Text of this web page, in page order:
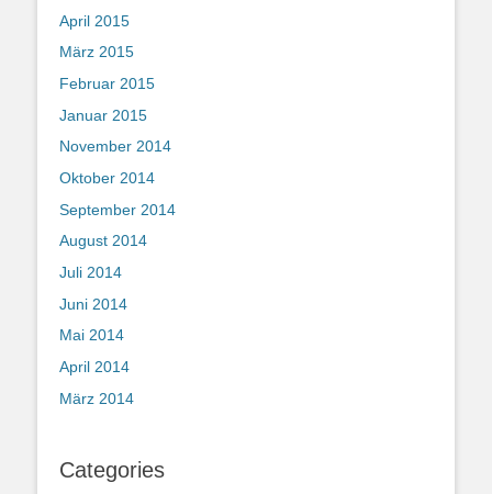
April 2015
März 2015
Februar 2015
Januar 2015
November 2014
Oktober 2014
September 2014
August 2014
Juli 2014
Juni 2014
Mai 2014
April 2014
März 2014
Categories